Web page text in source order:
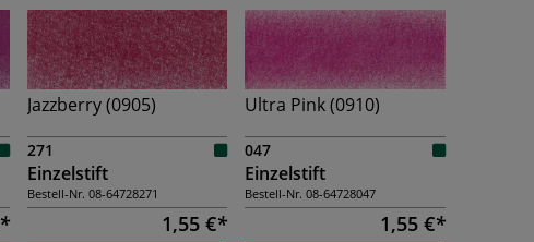
Jazzberry (0905)
271
Einzelstift
Bestell-Nr. 08-64728271
1,55 €
Ultra Pink (0910)
047
Einzelstift
Bestell-Nr. 08-64728047
1,55 €